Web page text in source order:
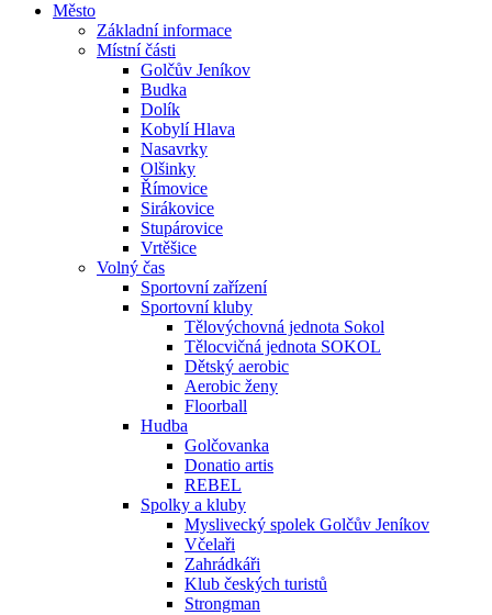
Město
Základní informace
Místní části
Golčův Jeníkov
Budka
Dolík
Kobylí Hlava
Nasavrky
Olšinky
Římovice
Sirákovice
Stupárovice
Vrtěšice
Volný čas
Sportovní zařízení
Sportovní kluby
Tělovýchovná jednota Sokol
Tělocvičná jednota SOKOL
Dětský aerobic
Aerobic ženy
Floorball
Hudba
Golčovanka
Donatio artis
REBEL
Spolky a kluby
Myslivecký spolek Golčův Jeníkov
Včelaři
Zahrádkáři
Klub českých turistů
Strongman